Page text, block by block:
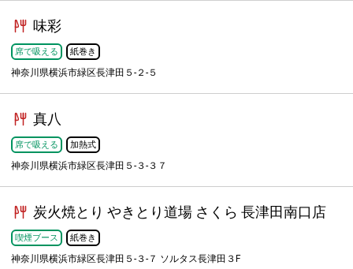
味彩
席で吸える 紙巻き
神奈川県横浜市緑区長津田５-２-５
真八
席で吸える 加熱式
神奈川県横浜市緑区長津田５-３-３７
炭火焼とり やきとり道場 さくら 長津田南口店
喫煙ブース 紙巻き
神奈川県横浜市緑区長津田５-３-７ ソルタス長津田３F